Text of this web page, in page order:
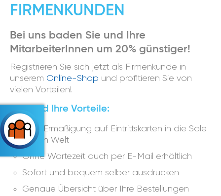
FIRMENKUNDEN
Bei uns baden Sie und Ihre
MitarbeiterInnen um 20% günstiger!
Registrieren Sie sich jetzt als Firmenkunde in
unserem Online-Shop und profitieren Sie von
vielen Vorteilen!
Das sind Ihre Vorteile:
20 % Ermäßigung auf Eintrittskarten in die Sole
Felsen Welt
Ohne Wartezeit auch per E-Mail erhältlich
Sofort und bequem selber ausdrucken
Genaue Übersicht über Ihre Bestellungen